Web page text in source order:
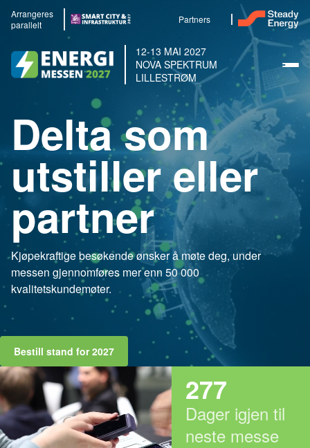
Arrangeres
parallelt
Partners
12-13 MAI 2027
NOVA SPEKTRUM
LILLESTRØM
Delta som
utstiller eller
partner
Kjøpekraftige besøkende ønsker å møte deg, under
messen gjennomføres mer enn 50 000
kvalitetskundemøter.
Bestill stand for 2027
277
Dager igjen til
neste messe